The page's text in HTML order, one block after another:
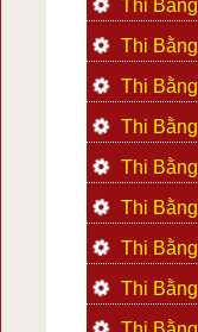
Thi
Thi
Thi
Thi
Thi
Thi
Thi
Thi